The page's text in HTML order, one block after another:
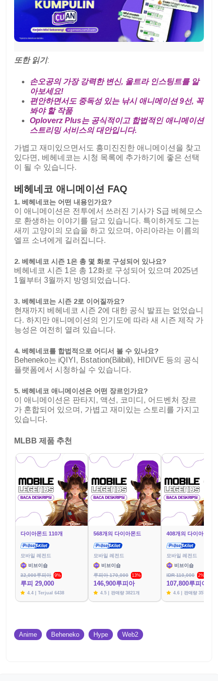
또한 읽기:
손오공의 가장 강력한 변신, 울트라 인스팅트를 알
아보세요!
편안하면서도 중독성 있는 낚시 애니메이션 9선, 꼭
봐야 할 작품
Oploverz Plus는 공식적이고 합법적인 애니메이션
스트리밍 서비스의 대안입니다.
가볍고 재미있으면서도 흥미진진한 애니메이션을 찾고
있다면, 베헤네코는 시청 목록에 추가하기에 좋은 선택
이 될 수 있습니다.
베헤네코 애니메이션 FAQ
1. 베헤네코는 어떤 내용인가요?
이 애니메이션은 전투에서 쓰러진 기사가 S급 베헤모스
로 환생하는 이야기를 담고 있습니다. 특이하게도 그는
새끼 고양이의 모습을 하고 있으며, 아리아라는 이름의
엘프 소녀에게 길러집니다.
2. 베헤네코 시즌 1은 총 몇 화로 구성되어 있나요?
베헤네코 시즌 1은 총 12화로 구성되어 있으며 2025년
1월부터 3월까지 방영되었습니다.
3. 베헤네코는 시즌 2로 이어질까요?
현재까지 베헤네코 시즌 2에 대한 공식 발표는 없었습니
다. 하지만 애니메이션의 인기도에 따라 새 시즌 제작 가
능성은 여전히 열려 있습니다.
4. 베헤네코를 합법적으로 어디서 볼 수 있나요?
Beheneko는 iQIYI, Bstation(Bilibili), HIDIVE 등의 공식
플랫폼에서 시청하실 수 있습니다.
5. 베헤네코 애니메이션은 어떤 장르인가요?
이 애니메이션은 판타지, 액션, 코미디, 어드벤처 장르
가 혼합되어 있으며, 가볍고 재미있는 스토리를 가지고
있습니다.
MLBB 제품 추천
다이아몬드 110개
모바일 레전드
비브이숍
32,000루피아
9%
루피 29,000
4.4 | Terjual 6438
568개의 다이아몬드
모바일 레전드
비브이숍
루피아 170,000
13%
146,900루피아
4.5 | 판매량 3821개
408개의 다이아몬드
모바일 레전드
비브이숍
IDR 110,000
2%
107,800루피아
4.6 | 판매량 3576개
Anime Beheneko Hype Web2